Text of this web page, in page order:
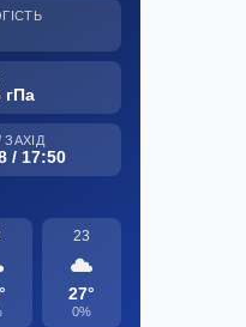
гПа
ЗАХІД
/ 17:50
23
27°
0%